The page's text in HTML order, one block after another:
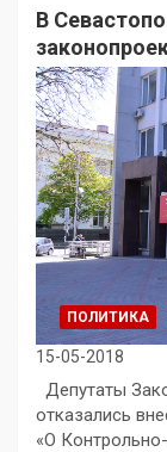
В
ПОЛИТИКА
15-05-2018
Депутаты
отказались
«О